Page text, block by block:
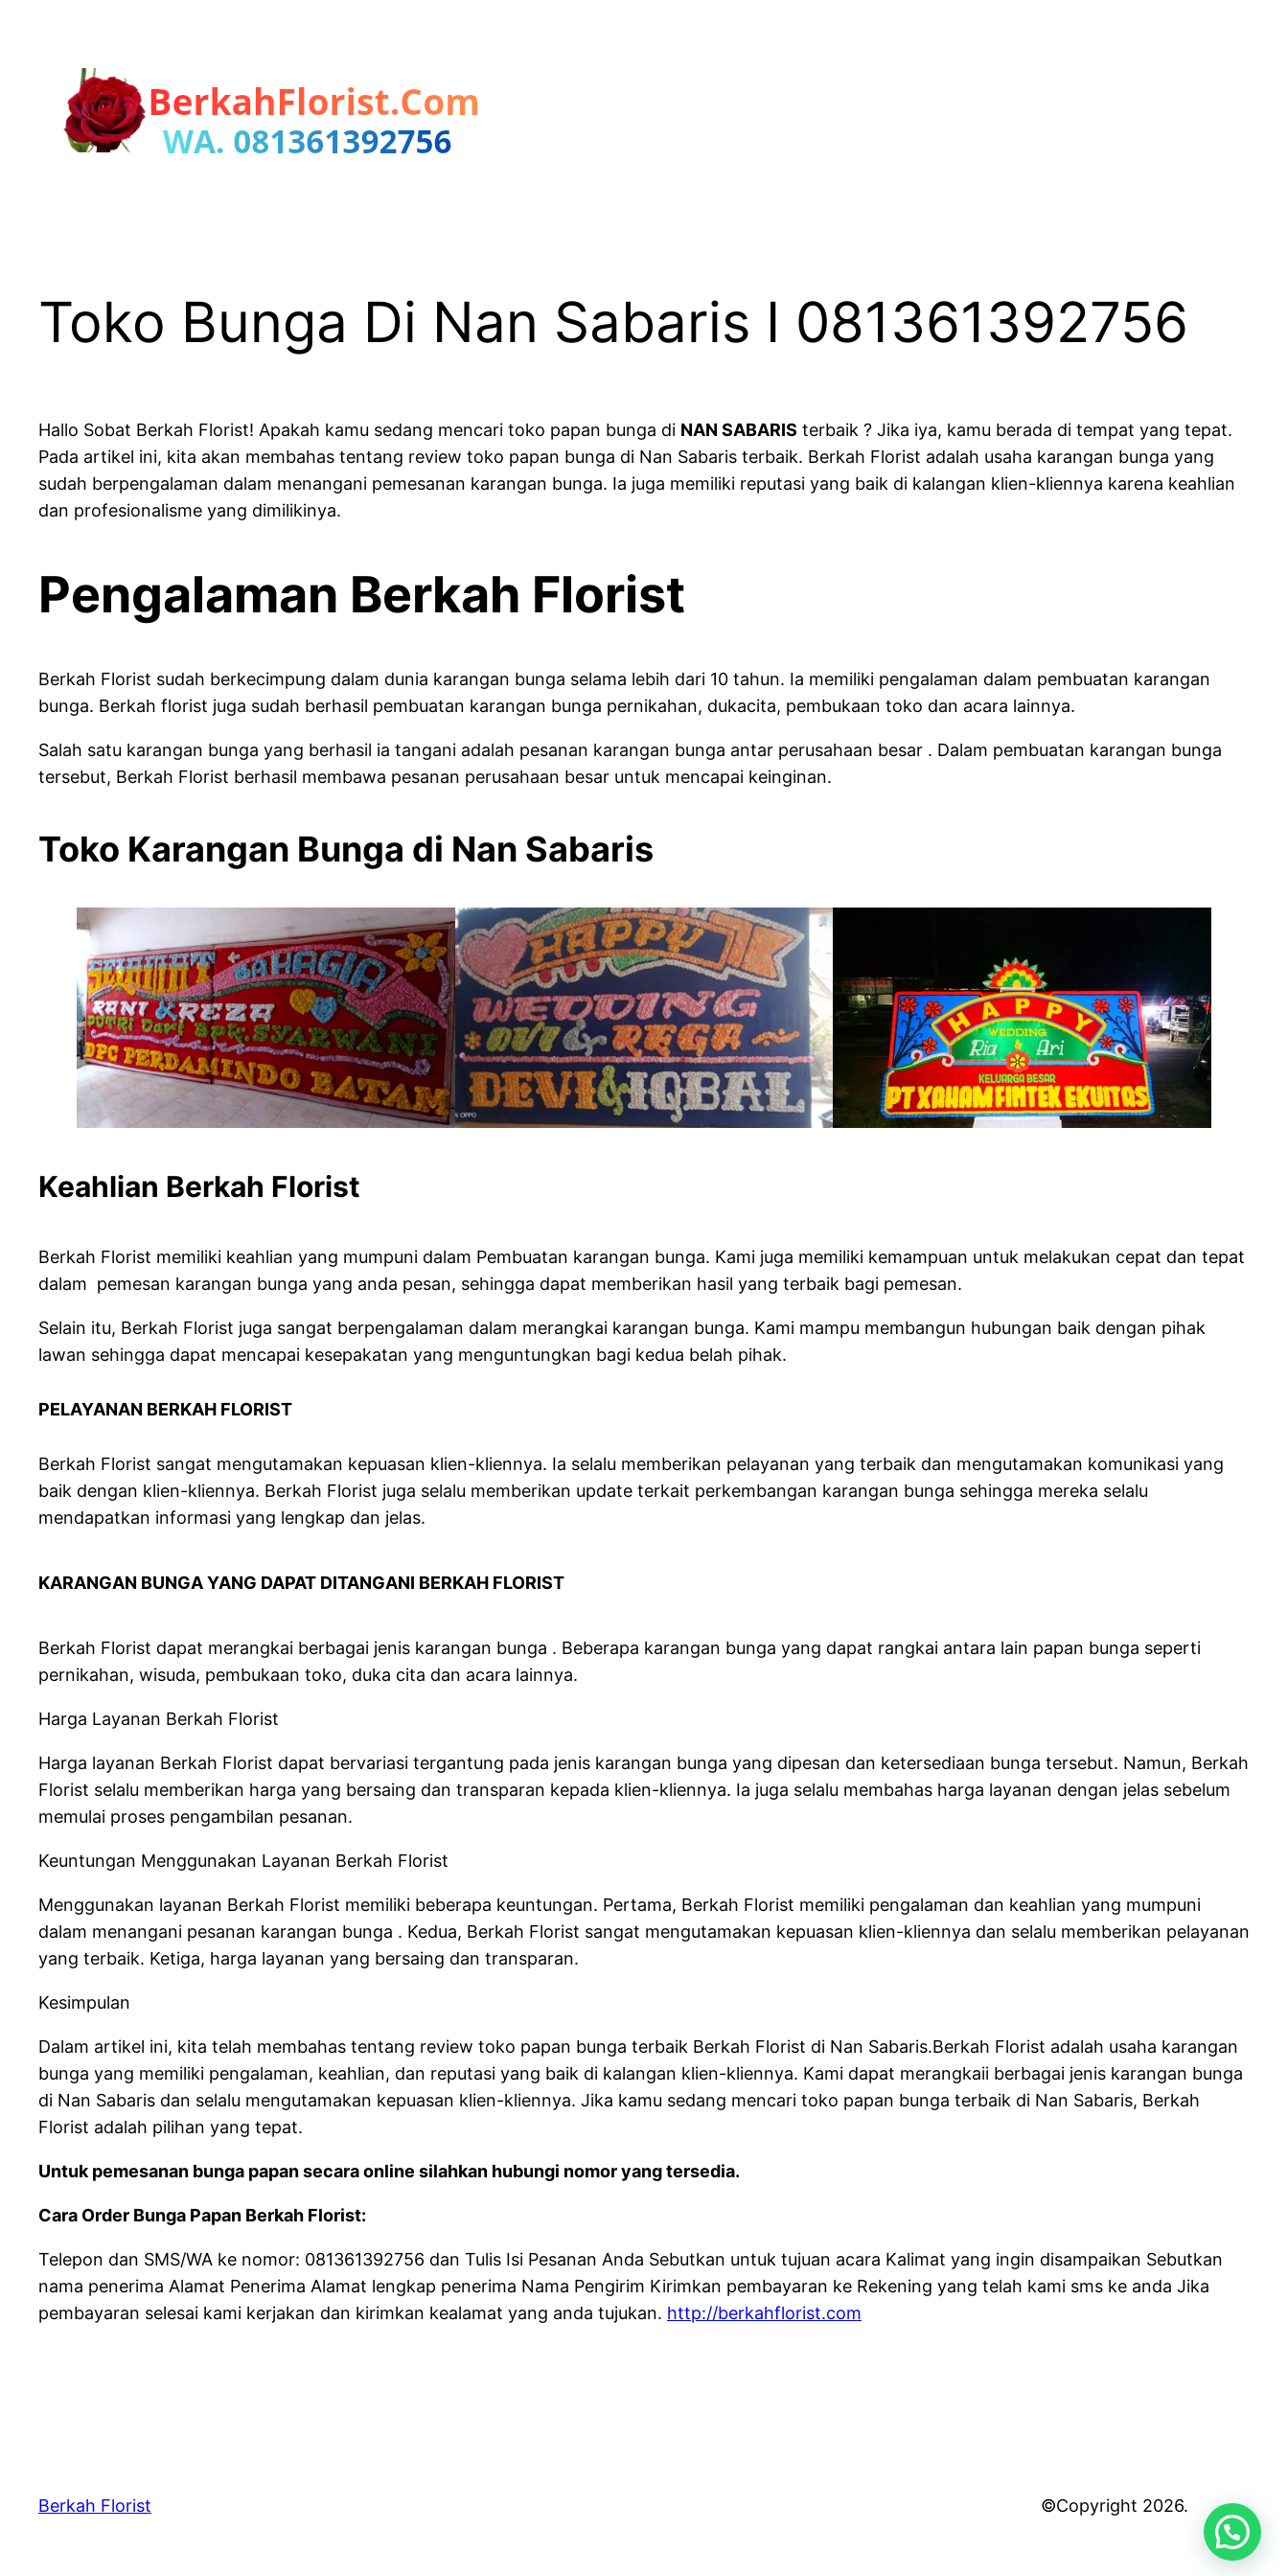
Toko Bunga Di Nan Sabaris I 081361392756
Hallo Sobat Berkah Florist! Apakah kamu sedang mencari toko papan bunga di NAN SABARIS terbaik ? Jika iya, kamu berada di tempat yang tepat.
Pada artikel ini, kita akan membahas tentang review toko papan bunga di Nan Sabaris terbaik. Berkah Florist adalah usaha karangan bunga yang
sudah berpengalaman dalam menangani pemesanan karangan bunga. Ia juga memiliki reputasi yang baik di kalangan klien-kliennya karena keahlian
dan profesionalisme yang dimilikinya.
Pengalaman Berkah Florist
Berkah Florist sudah berkecimpung dalam dunia karangan bunga selama lebih dari 10 tahun. Ia memiliki pengalaman dalam pembuatan karangan
bunga. Berkah florist juga sudah berhasil pembuatan karangan bunga pernikahan, dukacita, pembukaan toko dan acara lainnya.
Salah satu karangan bunga yang berhasil ia tangani adalah pesanan karangan bunga antar perusahaan besar . Dalam pembuatan karangan bunga
tersebut, Berkah Florist berhasil membawa pesanan perusahaan besar untuk mencapai keinginan.
Toko Karangan Bunga di Nan Sabaris
Keahlian Berkah Florist
Berkah Florist memiliki keahlian yang mumpuni dalam Pembuatan karangan bunga. Kami juga memiliki kemampuan untuk melakukan cepat dan tepat
dalam pemesan karangan bunga yang anda pesan, sehingga dapat memberikan hasil yang terbaik bagi pemesan.
Selain itu, Berkah Florist juga sangat berpengalaman dalam merangkai karangan bunga. Kami mampu membangun hubungan baik dengan pihak
lawan sehingga dapat mencapai kesepakatan yang menguntungkan bagi kedua belah pihak.
PELAYANAN BERKAH FLORIST
Berkah Florist sangat mengutamakan kepuasan klien-kliennya. Ia selalu memberikan pelayanan yang terbaik dan mengutamakan komunikasi yang
baik dengan klien-kliennya. Berkah Florist juga selalu memberikan update terkait perkembangan karangan bunga sehingga mereka selalu
mendapatkan informasi yang lengkap dan jelas.
KARANGAN BUNGA YANG DAPAT DITANGANI BERKAH FLORIST
Berkah Florist dapat merangkai berbagai jenis karangan bunga . Beberapa karangan bunga yang dapat rangkai antara lain papan bunga seperti
pernikahan, wisuda, pembukaan toko, duka cita dan acara lainnya.
Harga Layanan Berkah Florist
Harga layanan Berkah Florist dapat bervariasi tergantung pada jenis karangan bunga yang dipesan dan ketersediaan bunga tersebut. Namun, Berkah
Florist selalu memberikan harga yang bersaing dan transparan kepada klien-kliennya. Ia juga selalu membahas harga layanan dengan jelas sebelum
memulai proses pengambilan pesanan.
Keuntungan Menggunakan Layanan Berkah Florist
Menggunakan layanan Berkah Florist memiliki beberapa keuntungan. Pertama, Berkah Florist memiliki pengalaman dan keahlian yang mumpuni
dalam menangani pesanan karangan bunga . Kedua, Berkah Florist sangat mengutamakan kepuasan klien-kliennya dan selalu memberikan pelayanan
yang terbaik. Ketiga, harga layanan yang bersaing dan transparan.
Kesimpulan
Dalam artikel ini, kita telah membahas tentang review toko papan bunga terbaik Berkah Florist di Nan Sabaris.Berkah Florist adalah usaha karangan
bunga yang memiliki pengalaman, keahlian, dan reputasi yang baik di kalangan klien-kliennya. Kami dapat merangkaii berbagai jenis karangan bunga
di Nan Sabaris dan selalu mengutamakan kepuasan klien-kliennya. Jika kamu sedang mencari toko papan bunga terbaik di Nan Sabaris, Berkah
Florist adalah pilihan yang tepat.
Untuk pemesanan bunga papan secara online silahkan hubungi nomor yang tersedia.
Cara Order Bunga Papan Berkah Florist:
Telepon dan SMS/WA ke nomor: 081361392756 dan Tulis Isi Pesanan Anda Sebutkan untuk tujuan acara Kalimat yang ingin disampaikan Sebutkan
nama penerima Alamat Penerima Alamat lengkap penerima Nama Pengirim Kirimkan pembayaran ke Rekening yang telah kami sms ke anda Jika
pembayaran selesai kami kerjakan dan kirimkan kealamat yang anda tujukan. http://berkahflorist.com
Berkah Florist ©Copyright 2026.